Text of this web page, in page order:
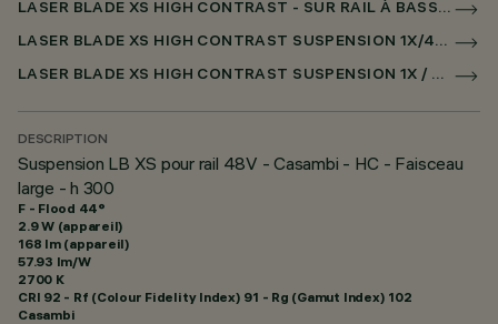
LASER BLADE XS HIGH CONTRAST - SUR RAIL À BASSE TENSION SUSPENSION
LASER BLADE XS HIGH CONTRAST SUSPENSION 1X/4X/9X SUR RAIL LOW VOLTAGE CASAMBI
LASER BLADE XS HIGH CONTRAST SUSPENSION 1X / 4X / 9X POUR SUPERRAIL CASAMBI
DESCRIPTION
Suspension LB XS pour rail 48V - Casambi - HC - Faisceau
large - h 300
F - Flood 44°
2.9 W (appareil)
168 lm (appareil)
57.93 lm/W
2700 K
CRI 92 - Rf (Colour Fidelity Index) 91 - Rg (Gamut Index) 102
Casambi